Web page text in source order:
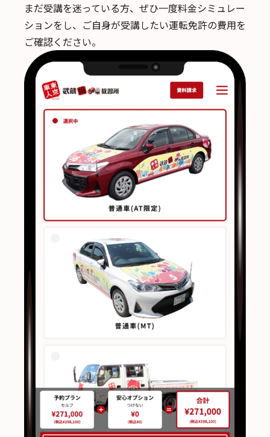
まだ受講を迷っている方、ぜひ一度料金シミュレー
ションをし、ご自身が受講したい運転免許の費用を
ご確認ください。